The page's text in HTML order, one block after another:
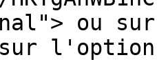
ou
l'option